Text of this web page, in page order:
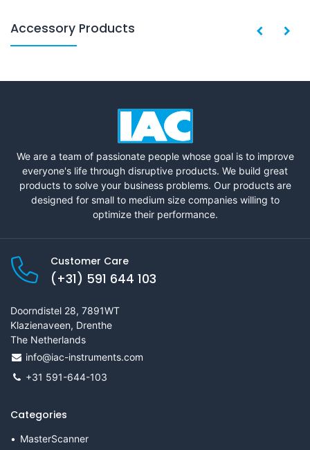
Accessory Products
We are a team of passionate people whose goal is to improve
everyone's life through disruptive products. We build great
products to solve your business problems. Our products are
designed for small to medium size companies willing to
optimize their performance.
Customer Care
(+31) 591 644 103
Doorndistel 28, 7891WT
Klazienaveen, Drenthe
The Netherlands
info@iac-instruments.com
+31 591-644-103
Categories
MasterScanner